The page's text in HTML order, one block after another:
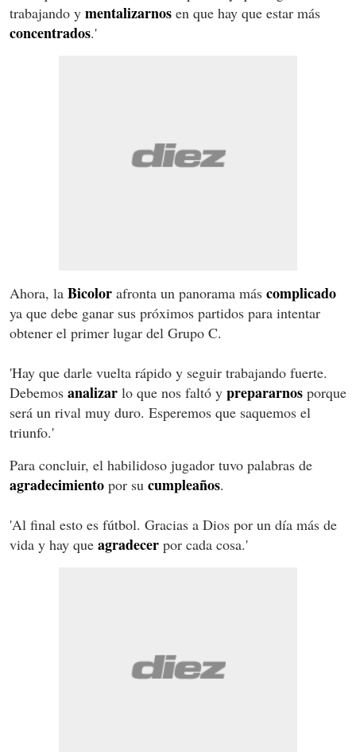
trabajando y mentalizarnos en que hay que estar más
concentrados.'
Ahora, la Bicolor afronta un panorama más complicado
ya que debe ganar sus próximos partidos para intentar
obtener el primer lugar del Grupo C.
'Hay que darle vuelta rápido y seguir trabajando fuerte.
Debemos analizar lo que nos faltó y prepararnos porque
será un rival muy duro. Esperemos que saquemos el
triunfo.'
Para concluir, el habilidoso jugador tuvo palabras de
agradecimiento por su cumpleaños.
'Al final esto es fútbol. Gracias a Dios por un día más de
vida y hay que agradecer por cada cosa.'